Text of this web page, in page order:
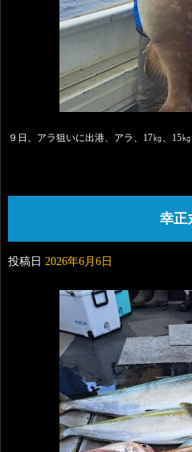
９日、アラ狙いに出港、アラ、17㎏、15
幸正
投稿日 2026年6月6日